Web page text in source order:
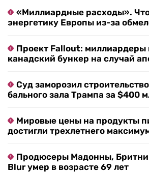
«Миллиардные расходы».
энергетику Европы из-за
Проект Fallout: миллиардеры
канадский бункер на случай
Суд заморозил
бального зала Трампа за $400
Мировые цены на продукты
достигли трехлетнего
Продюсеры Мадонны, Бритни
Blur умер в возрасте 69 лет